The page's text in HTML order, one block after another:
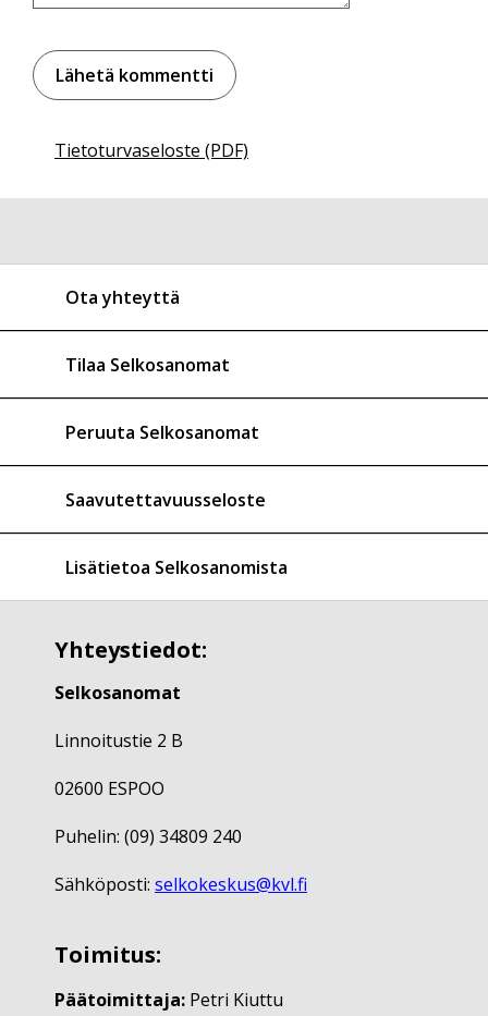
Tietoturvaseloste (PDF)
Ota yhteyttä
Tilaa Selkosanomat
Peruuta Selkosanomat
Saavutettavuusseloste
Lisätietoa Selkosanomista
Yhteystiedot:
Selkosanomat
Linnoitustie 2 B
02600 ESPOO
Puhelin: (09) 34809 240
Sähköposti: selkokeskus@kvl.fi
Toimitus:
Päätoimittaja: Petri Kiuttu